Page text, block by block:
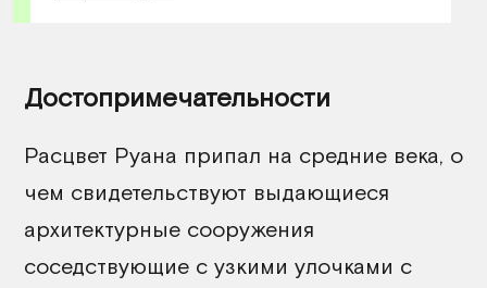
Достопримечательности
Расцвет Руана припал на средние века, о
чем свидетельствуют выдающиеся
архитектурные сооружения
соседствующие с узкими улочками с